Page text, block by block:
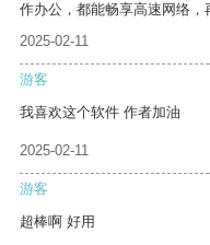
作办公，都能畅享高速网络，
2025-02-11
游客
我喜欢这个软件 作者加油
2025-02-11
游客
超棒啊 好用